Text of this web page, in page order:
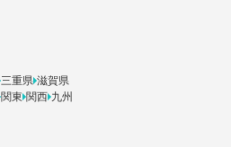
三重県 滋賀県
関東 関西 九州